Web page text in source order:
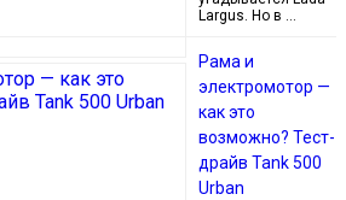
Largus. Но в …
Рама и
электромотор —
как это
возможно? Тест-
драйв Tank 500
Urban